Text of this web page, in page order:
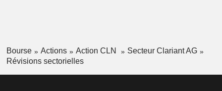
Bourse Actions Action CLN
Secteur Clariant AG
Révisions sectorielles